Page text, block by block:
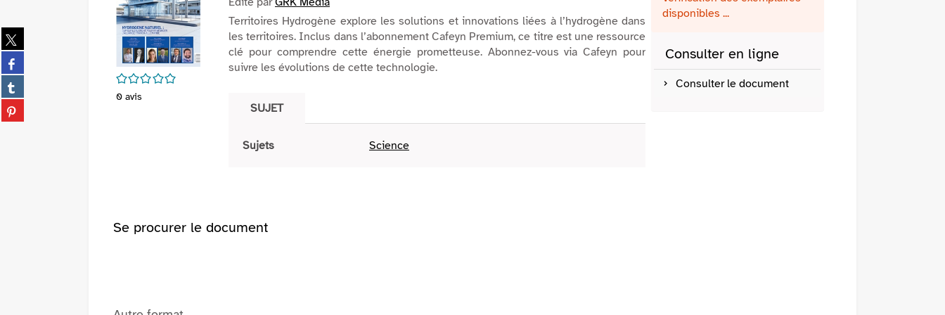
Partager
sur
twitter
(Nouvelle
fenêtre)
Partager
sur
facebook
(Nouvelle
fenêtre)
Partager
sur
tumblr
Partager
sur
/5
0 avis
Territoires Hydrogène explore les solutions et innovations liées à l’hydrogène dans
les territoires. Inclus dans l’abonnement Cafeyn Premium, ce titre est une ressource
clé pour comprendre cette énergie prometteuse. Abonnez-vous via Cafeyn pour
suivre les évolutions de cette technologie.
SUJET
Sujets Science
disponibles ...
Consulter en ligne
Consulter le document
Se procurer le document